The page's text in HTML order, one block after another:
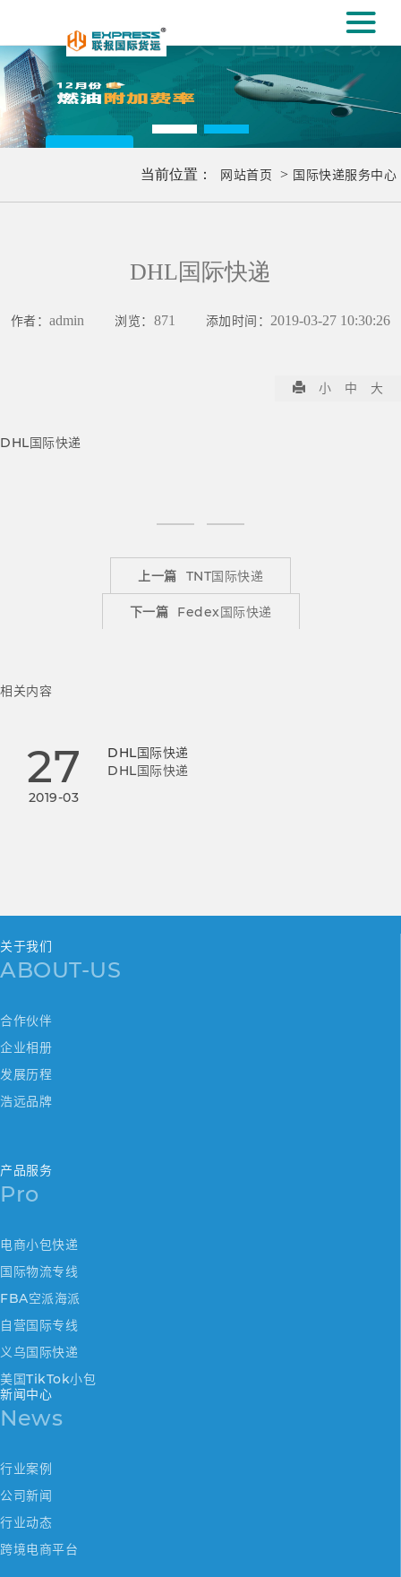
义乌国际专线
当前位置： 网站首页 > 国际快递服务中心
DHL国际快递
作者：admin 浏览： 871 添加时间：2019-03-27 10:30:26
小 中 大
DHL国际快递
上一篇 TNT国际快递
下一篇 Fedex国际快递
相关内容
27
2019-03
DHL国际快递
DHL国际快递
关于我们
ABOUT-US
合作伙伴
企业相册
发展历程
浩远品牌
产品服务
Pro
电商小包快递
国际物流专线
FBA空派海派
自营国际专线
义乌国际快递
美国TikTok小包
新闻中心
News
行业案例
公司新闻
行业动态
跨境电商平台